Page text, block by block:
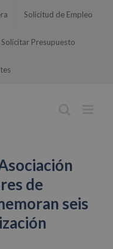
Solicitud de Empleo
Solicitar Presupuesto
de
seis